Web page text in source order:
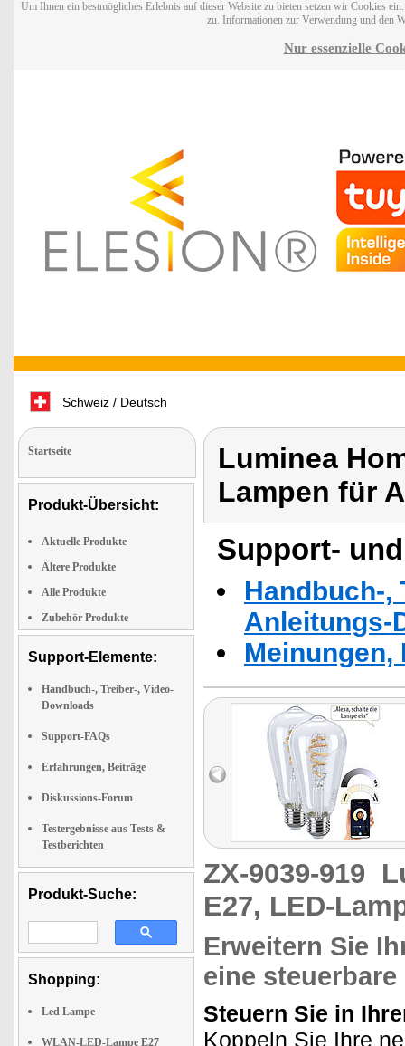
Um Ihnen ein bestmögliches Erlebnis auf dieser Website zu bieten setzen wir Cookies
zu. Informationen zur Verwendung und den
Nur essenzielle
Schweiz / Deutsch
Startseite
Produkt-Übersicht:
Aktuelle Produkte
Ältere Produkte
Alle Produkte
Zubehör Produkte
Support-Elemente:
Handbuch-, Treiber-, Video-
Downloads
Support-FAQs
Erfahrungen, Beiträge
Diskussions-Forum
Testergebnisse aus Tests &
Testberichten
Produkt-Suche:
Shopping:
Led Lampe
WLAN-LED-Lampe E27
Luminea
Lampen für
Support-
Handbuch-,
Anleitungs-
ZX-9039-919
E27, LED-
Erweitern Sie
eine steuerbare
Steuern Sie in
Koppeln Sie Ihre